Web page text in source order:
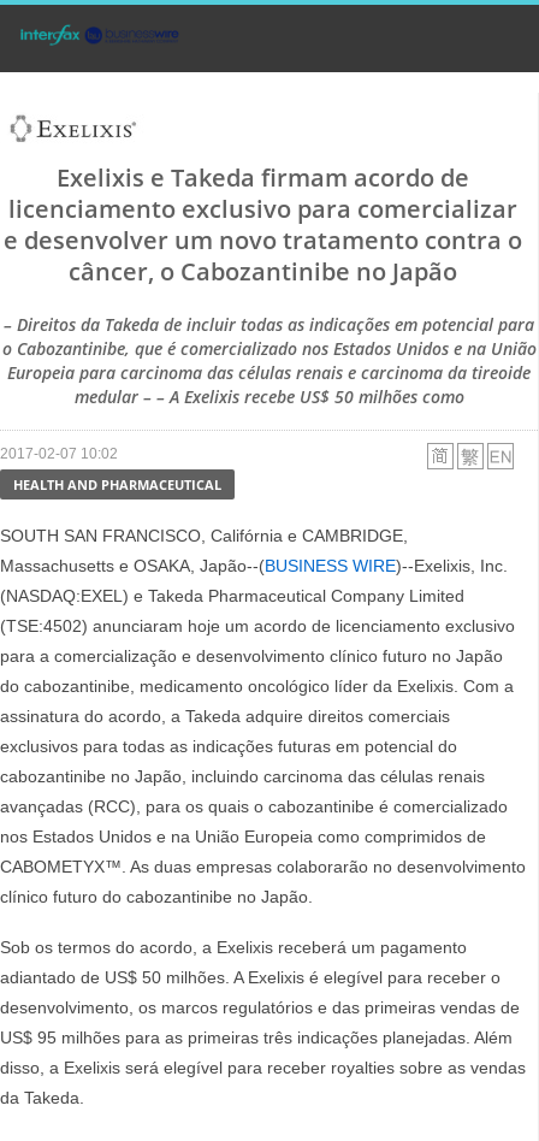
Exelixis e Takeda firmam acordo de
licenciamento exclusivo para comercializar
e desenvolver um novo tratamento contra o
câncer, o Cabozantinibe no Japão
– Direitos da Takeda de incluir todas as indicações em potencial para
o Cabozantinibe, que é comercializado nos Estados Unidos e na União
Europeia para carcinoma das células renais e carcinoma da tireoide
medular – – A Exelixis recebe US$ 50 milhões como
2017-02-07 10:02
HEALTH AND PHARMACEUTICAL
SOUTH SAN FRANCISCO, Califórnia e CAMBRIDGE,
Massachusetts e OSAKA, Japão--(BUSINESS WIRE)--Exelixis, Inc.
(NASDAQ:EXEL) e Takeda Pharmaceutical Company Limited
(TSE:4502) anunciaram hoje um acordo de licenciamento exclusivo
para a comercialização e desenvolvimento clínico futuro no Japão
do cabozantinibe, medicamento oncológico líder da Exelixis. Com a
assinatura do acordo, a Takeda adquire direitos comerciais
exclusivos para todas as indicações futuras em potencial do
cabozantinibe no Japão, incluindo carcinoma das células renais
avançadas (RCC), para os quais o cabozantinibe é comercializado
nos Estados Unidos e na União Europeia como comprimidos de
CABOMETYX™. As duas empresas colaborarão no desenvolvimento
clínico futuro do cabozantinibe no Japão.
Sob os termos do acordo, a Exelixis receberá um pagamento
adiantado de US$ 50 milhões. A Exelixis é elegível para receber o
desenvolvimento, os marcos regulatórios e das primeiras vendas de
US$ 95 milhões para as primeiras três indicações planejadas. Além
disso, a Exelixis será elegível para receber royalties sobre as vendas
da Takeda.